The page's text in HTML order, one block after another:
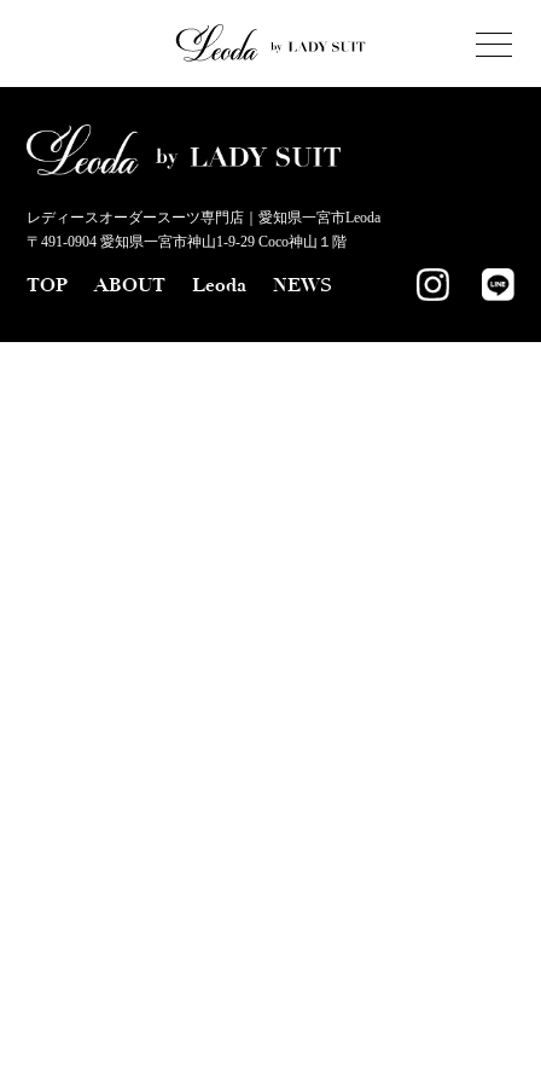
レディースオーダースーツ専門店｜愛知県一宮市Leoda
〒491-0904 愛知県一宮市神山1-9-29 Coco神山１階
TOP ABOUT Leoda NEWS